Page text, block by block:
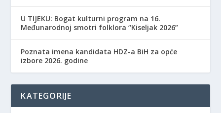
​U TIJEKU: Bogat kulturni program na 16.
Međunarodnoj smotri folklora “Kiseljak 2026”
Poznata imena kandidata HDZ-a BiH za opće
izbore 2026. godine
KATEGORIJE